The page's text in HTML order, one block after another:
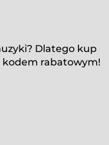
Dlatego kup
kodem rabatowym!